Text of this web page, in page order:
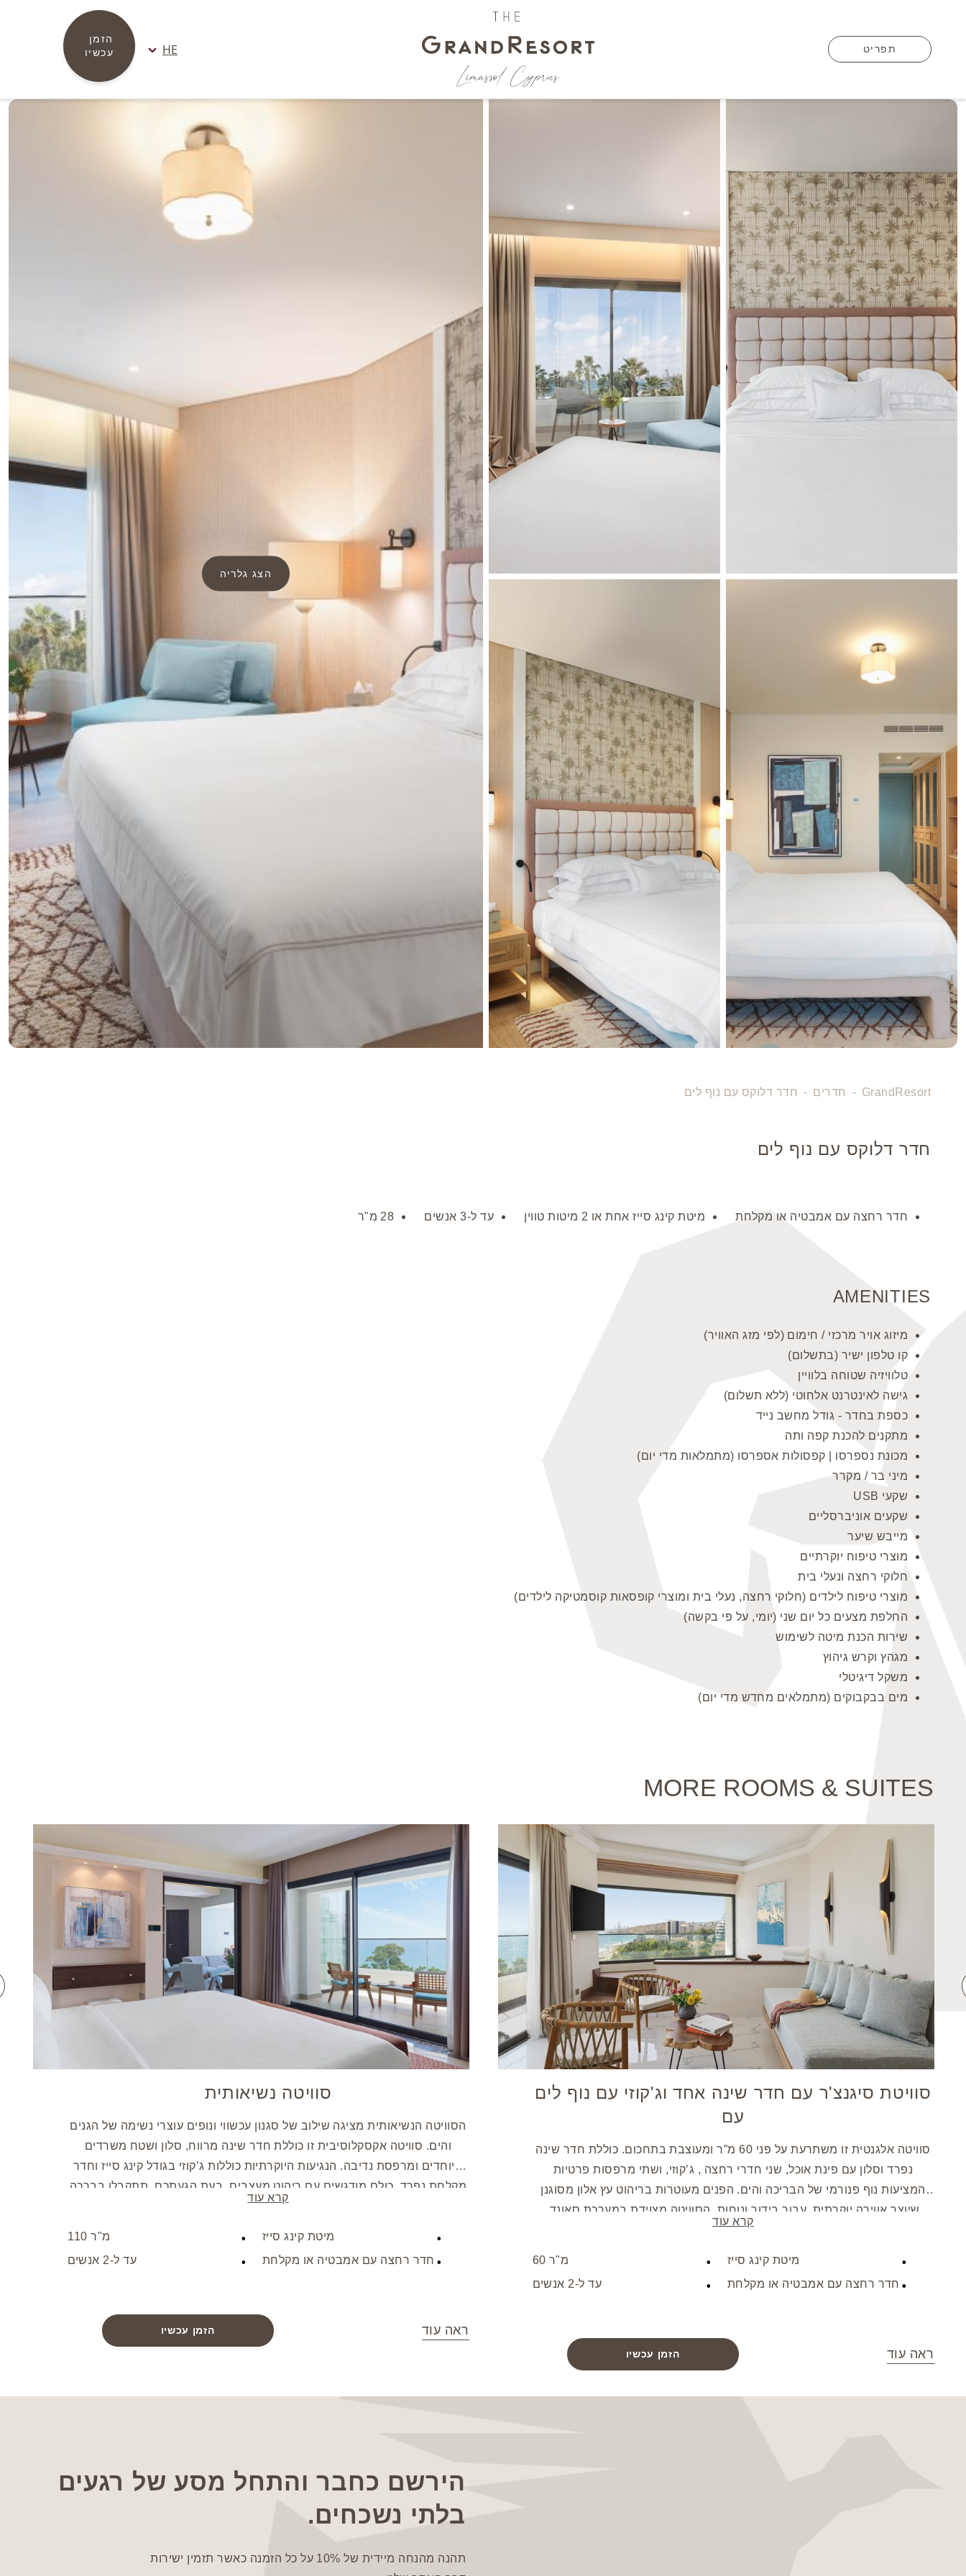
תפריט HE
עכשיו
הצג גלריה
GrandResort
- חדרים - חדר דלוקס עם נוף לים
חדר דלוקס עם נוף לים
28 מ"ר עד ל-3 אנשים מיטת קינג סייז אחת או 2 מיטות טווין חדר רחצה עם אמבטיה או מקלחת
AMENITIES
מיזוג אויר מרכזי / חימום (לפי מזג האוויר)
קו טלפון ישיר (בתשלום)
טלוויזיה שטוחה בלוויין
גישה לאינטרנט אלחוטי (ללא תשלום)
כספת בחדר - גודל מחשב נייד
מתקנים להכנת קפה ותה
מכונת נספרסו | קפסולות אספרסו (מתמלאות מדי יום)
מיני בר / מקרר
שקעי USB
שקעים אוניברסליים
מייבש שיער
מוצרי טיפוח יוקרתיים
חלוקי רחצה ונעלי בית
מוצרי טיפוח לילדים (חלוקי רחצה, נעלי בית ומוצרי קופסאות קוסמטיקה לילדים)
החלפת מצעים כל יום שני (יומי, על פי בקשה)
שירות הכנת מיטה לשימוש
מגהץ וקרש גיהוץ
משקל דיגיטלי
מים בבקבוקים (מתמלאים מחדש מדי יום)
MORE ROOMS & SUITES
סוויטה נשיאותית
הסוויטה הנשיאותית מציגה שילוב של סגנון עכשווי ונופים עוצרי נשימה של הגנים
והים. סוויטה אקסקלוסיבית זו כוללת חדר שינה מרווח, סלון ושטח משרדים
מיוחדים ומרפסת נדיבה. הנגיעות היוקרתיות כוללות ג’קוזי בגודל קינג סייז וחדר
מקלחת נפרד, כולם מודגשים עם ריהוט מעצבים. בעת הגעתכם, תתקבלו בברכה
עם בקבוק שמפניה, מתאבנים, פטיפורים ופירות טריים, ותהנו מהצעות פירות
קרא עוד
110 מ"ר
עד ל-2 אנשים
מיטת קינג סייז
חדר רחצה עם אמבטיה או מקלחת
הזמן עכשיו ראה עוד
סוויטת סיגנצ'ר עם חדר שינה אחד וג'קוזי עם נוף לים
עם
סוויטה אלגנטית זו משתרעת על פני 60 מ”ר ומעוצבת בתחכום. כוללת חדר שינה
נפרד וסלון עם פינת אוכל, שני חדרי רחצה , ג’קוזי, ושתי מרפסות פרטיות
המציעות נוף פנורמי של הבריכה והים. הפנים מעוטרות בריהוט עץ אלון מסוגנן
שיוצר אווירה יוקרתית. עבור בידור ונוחות, הסוויטה מצוידת במערכת סאונד,
קרא עוד
60 מ"ר
עד ל-2 אנשים
מיטת קינג סייז
חדר רחצה עם אמבטיה או מקלחת
הזמן עכשיו ראה עוד
הירשם כחבר והתחל מסע של רגעים
בלתי נשכחים.
תהנה מהנחה מיידית של 10% על כל הזמנה כאשר תזמין ישירות